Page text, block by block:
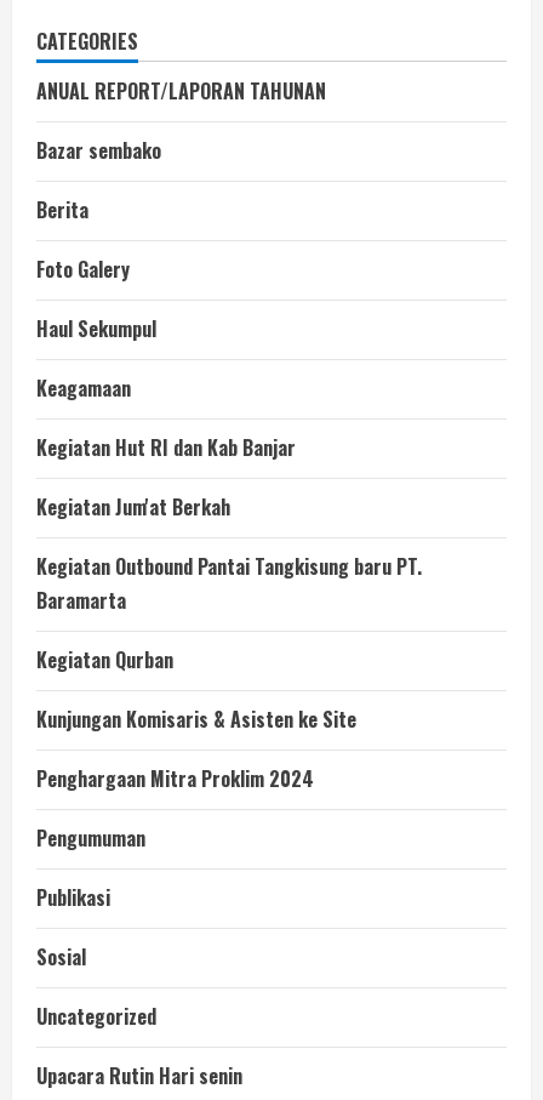
CATEGORIES
ANUAL REPORT/LAPORAN TAHUNAN
Bazar sembako
Berita
Foto Galery
Haul Sekumpul
Keagamaan
Kegiatan Hut RI dan Kab Banjar
Kegiatan Jum'at Berkah
Kegiatan Outbound Pantai Tangkisung baru PT.
Baramarta
Kegiatan Qurban
Kunjungan Komisaris & Asisten ke Site
Penghargaan Mitra Proklim 2024
Pengumuman
Publikasi
Sosial
Uncategorized
Upacara Rutin Hari senin